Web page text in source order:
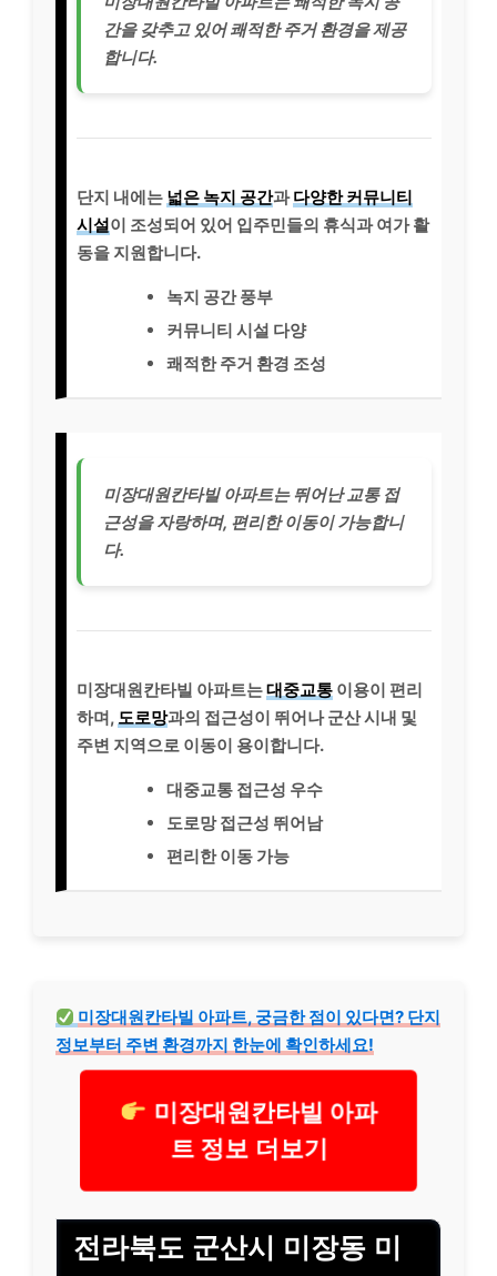
간을 갖추고 있어 쾌적한 주거 환경을 제공
합니다.
단지 내에는 넓은 녹지 공간과다양한 커뮤니티
시설이 조성되어 있어 입주민들의 휴식과 여가 활
동을 지원합니다.
녹지 공간 풍부
커뮤니티 시설 다양
쾌적한 주거 환경 조성
미장대원칸타빌 아파트는 뛰어난 교통 접
근성을 자랑하며, 편리한 이동이 가능합니
다.
미장대원칸타빌 아파트는대중교통 이용이 편리
하며, 도로망과의 접근성이 뛰어나 군산 시내 및
주변 지역으로 이동이 용이합니다.
대중교통 접근성 우수
도로망 접근성 뛰어남
편리한 이동 가능
미장대원칸타빌 아파트, 궁금한 점이 있다면? 단지
정보부터 주변 환경까지 한눈에 확인하세요!
미장대원칸타빌 아파
트 정보 더보기
전라북도 군산시 미장동 미